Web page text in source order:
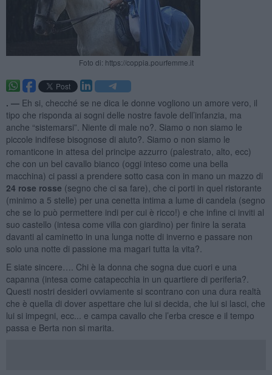
Foto di: https://coppia.pourfemme.it
. — Eh si, checché se ne dica le donne vogliono un amore vero, il
tipo che risponda ai sogni delle nostre favole dell’infanzia, ma
anche “sistemarsi”. Niente di male no?. Siamo o non siamo le
piccole indifese bisognose di aiuto?. Siamo o non siamo le
romanticone in attesa del principe azzurro (palestrato, alto, ecc)
che con un bel cavallo bianco (oggi inteso come una bella
macchina) ci passi a prendere sotto casa con in mano un mazzo di
24 rose rosse (segno che ci sa fare), che ci porti in quel ristorante
(minimo a 5 stelle) per una cenetta intima a lume di candela (segno
che se lo può permettere indi per cui è ricco!) e che infine ci inviti al
suo castello (intesa come villa con giardino) per finire la serata
davanti al caminetto in una lunga notte di inverno e passare non
solo una notte di passione ma magari tutta la vita?.
E siate sincere…. Chi è la donna che sogna due cuori e una
capanna (intesa come catapecchia in un quartiere di periferia?.
Questi nostri desideri ovviamente si scontrano con una dura realtà
che è quella di dover aspettare che lui si decida, che lui si lasci, che
lui si impegni, ecc... e campa cavallo che l’erba cresce e il tempo
passa e Berta non si marita.